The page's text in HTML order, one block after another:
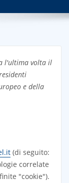
l'ultima volta il
e della
(di seguito:
correlate
"cookie").